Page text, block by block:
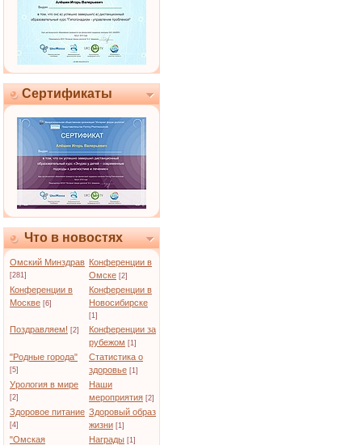
Сертификаты
Что в новостях
Омский Минздрав
[281]
Конференции в
Омске [2]
Конференции в
Москве [6]
Конференции в
Новосибирске
[1]
Поздравляем! [2]
Конференции за
рубежом [1]
"Родные города"
[5]
Статистика о
здоровье [1]
Урология в мире
[2]
Наши
мероприятия [2]
Здоровое питание
[4]
Здоровый образ
жизни [1]
"Омская
Награды [1]